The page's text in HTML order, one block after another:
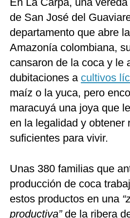
de San José del
departamento que abre
Amazonía colombiana,
cansaron de la coca y le
dubitaciones a cultivos
maíz o la yuca, pero
maracuyá una joya que
en la legalidad y obtener
suficientes para vivir.
Unas 380 familias que
producción de coca
estos productos en una
productiva”de la ribera